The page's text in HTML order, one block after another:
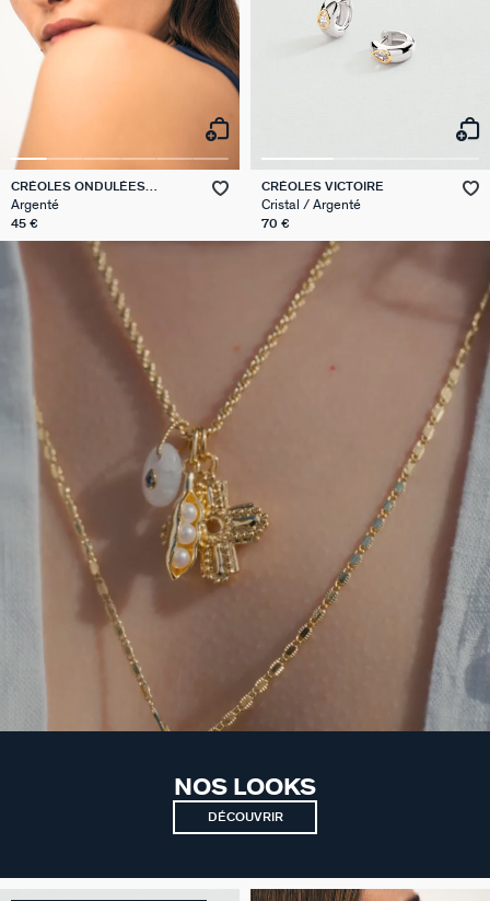
CRÉOLES ONDULÉES
TALISMAN
Argenté
45 €
CRÉOLES VICTOIRE
Cristal / Argenté
70 €
NOS LOOKS
DÉCOUVRIR